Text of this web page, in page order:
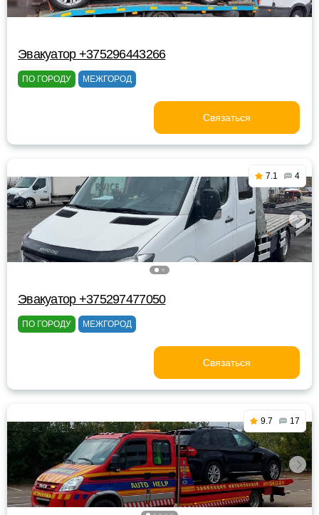
Эвакуатор +375296443266
ПО ГОРОДУ МЕЖГОРОД
Связаться
7.1 4
Эвакуатор +375297477050
ПО ГОРОДУ МЕЖГОРОД
Связаться
9.7 17